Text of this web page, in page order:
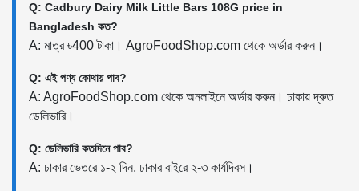
Q: Cadbury Dairy Milk Little Bars 108G price in
Bangladesh কত?
A: মাত্র ৳400 টাকা। AgroFoodShop.com থেকে অর্ডার করুন।
Q: এই পণ্য কোথায় পাব?
A: AgroFoodShop.com থেকে অনলাইনে অর্ডার করুন। ঢাকায় দ্রুত
ডেলিভারি।
Q: ডেলিভারি কতদিনে পাব?
A: ঢাকার ভেতরে ১-২ দিন, ঢাকার বাইরে ২-৩ কার্যদিবস।